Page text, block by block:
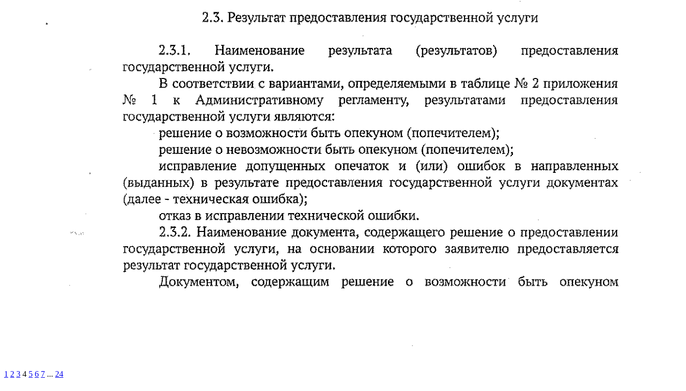
1 2 3 4 5 6 7 ... 24